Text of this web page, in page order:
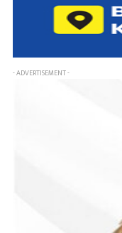
- ADVERTISEMENT -